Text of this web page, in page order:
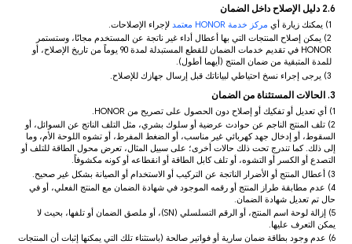
2.6 دليل الإصلاح داخل الضمان
1) يمكنك زيارة أي مركز خدمة HONOR معتمد
لإجراء الإصلاحات.
2) يمكن إصلاح المنتجات التي بها أعطال أداء غير ناتجة عن المستخدم مجانًا، وستستمر
HONOR في تقديم خدمات الضمان للقطع المستبدلة لمدة 90 يوماً من تاريخ الإصلاح، أو
للمدة المتبقية من ضمان المنتج (أيهما أطول).
3) يرجى إجراء نسخ احتياطي لبياناتك قبل إرسال جهازك للإصلاح.
3. الحالات المستثناة من الضمان
1) أي تعديل أو تفكيك أو إصلاح دون الحصول على تصريح من HONOR.
2) تلف المنتج الناجم عن حوادث عرضية أو سلوك بشري، مثل التلف الناتج عن السوائل، أو
السقوط، أو إدخال جهد كهربائي غير مناسب، أو الضغط المفرط، أو تشوه اللوحة الأم، وما
إلى ذلك. كما تندرج تحت ذلك حالات أخرى؛ على سبيل المثال، تعرض محول الطاقة للتلف أو
التصدع أو الكسر أو التشوه، أو تلف كابل الطاقة أو انقطاعه أو كونه مكشوفاً.
3) أعطال المنتج أو الأضرار الناتجة عن التركيب أو الاستخدام أو الصيانة بشكل غير صحيح.
4) عدم مطابقة طراز المنتج أو رقمه الموجود في شهادة الضمان مع المنتج الفعلي، أو في
حال تم تعديل شهادة الضمان.
5) إزالة لوحة اسم المنتج، أو الرقم التسلسلي (SN)، أو ملصق الضمان أو تلفها، بحيث لا
يمكن التعرف عليها.
6) عدم وجود بطاقة ضمان سارية أو فواتير صالحة (باستثناء تلك التي يمكنها إثبات أن المنتجات